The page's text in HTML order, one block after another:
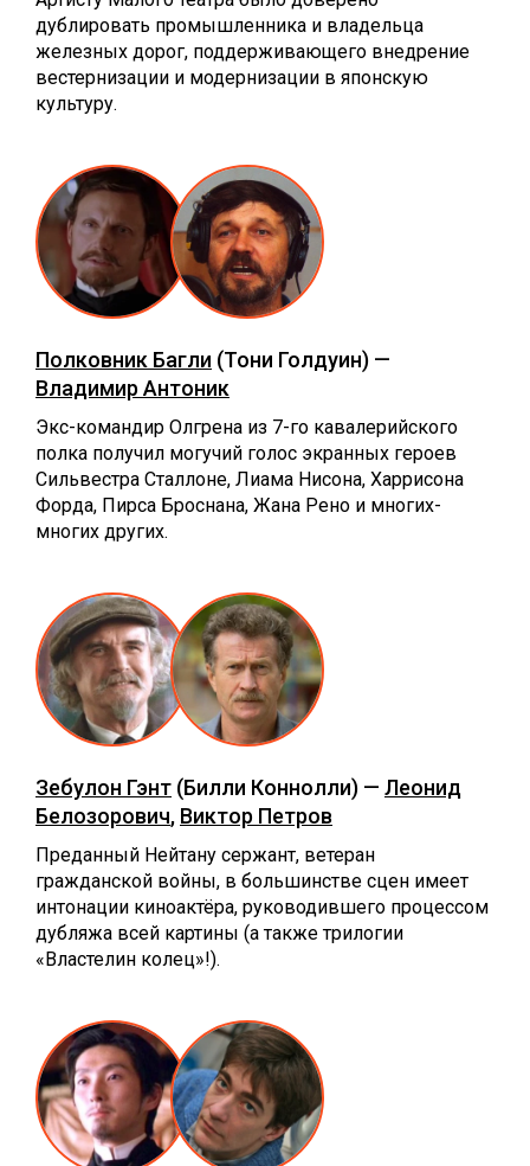
дублировать промышленника и владельца
железных дорог, поддерживающего внедрение
вестернизации и модернизации в японскую
культуру.
Полковник Багли (Тони Голдуин) —
Владимир Антоник
Экс-командир Олгрена из 7-го кавалерийского
полка получил могучий голос экранных героев
Сильвестра Сталлоне, Лиама Нисона, Харрисона
Форда, Пирса Броснана, Жана Рено и многих-
многих других.
Зебулон Гэнт (Билли Коннолли) — Леонид
Белозорович, Виктор Петров
Преданный Нейтану сержант, ветеран
гражданской войны, в большинстве сцен имеет
интонации киноактёра, руководившего процессом
дубляжа всей картины (а также трилогии
«Властелин колец»!).